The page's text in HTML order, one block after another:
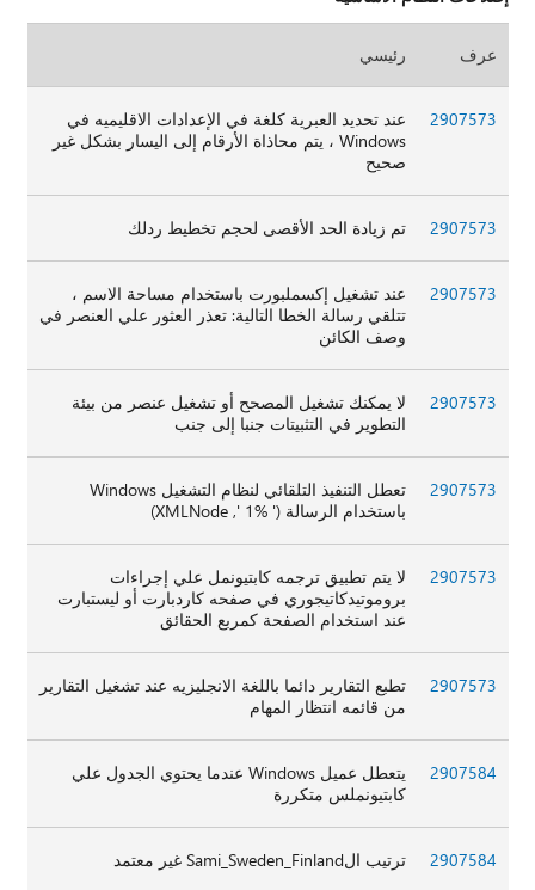
عرف رئيسي
2907573
عند تحديد العبرية كلغة في الإعدادات الاقليميه في
Windows ، يتم محاذاة الأرقام إلى اليسار بشكل غير
صحيح
2907573 تم زيادة الحد الأقصى لحجم تخطيط ردلك
2907573
عند تشغيل إكسملبورت باستخدام مساحة الاسم ،
تتلقي رسالة الخطا التالية: تعذر العثور علي العنصر في
وصف الكائن
2907573
لا يمكنك تشغيل المصحح أو تشغيل عنصر من بيئة
التطوير في التثبيتات جنبا إلى جنب
2907573
تعطل التنفيذ التلقائي لنظام التشغيل Windows
باستخدام الرسالة (' %1 ', XMLNode)
2907573
لا يتم تطبيق ترجمه كابتيونمل علي إجراءات
بروموتيدكاتيجوري في صفحه كاردبارت أو ليستبارت
عند استخدام الصفحة كمربع الحقائق
2907573
تطبع التقارير دائما باللغة الانجليزيه عند تشغيل التقارير
من قائمه انتظار المهام
2907584
يتعطل عميل Windows عندما يحتوي الجدول علي
كابتيونملس متكررة
2907584 ترتيب الSami_Sweden_Finland غير معتمد